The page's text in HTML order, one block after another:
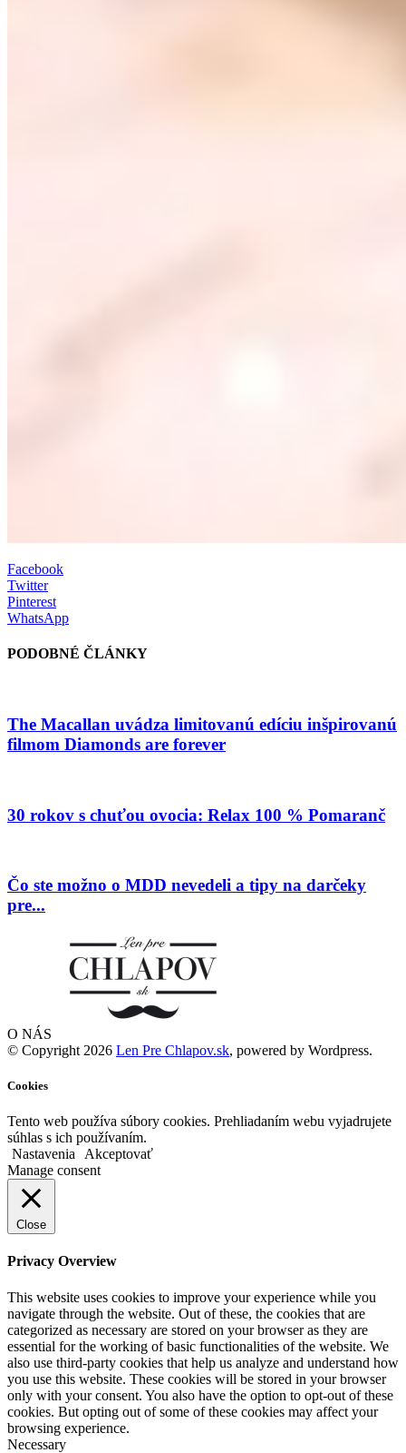
Facebook
Twitter
Pinterest
WhatsApp
PODOBNÉ ČLÁNKY
The Macallan uvádza limitovanú edíciu inšpirovanú
filmom Diamonds are forever
30 rokov s chuťou ovocia: Relax 100 % Pomaranč
Čo ste možno o MDD nevedeli a tipy na darčeky
pre...
O NÁS
© Copyright 2026 Len Pre Chlapov.sk, powered by Wordpress.
Cookies
Tento web používa súbory cookies. Prehliadaním webu vyjadrujete
súhlas s ich používaním.
Nastavenia
Akceptovať
Manage consent
Close
Privacy Overview
This website uses cookies to improve your experience while you
navigate through the website. Out of these, the cookies that are
categorized as necessary are stored on your browser as they are
essential for the working of basic functionalities of the website. We
also use third-party cookies that help us analyze and understand how
you use this website. These cookies will be stored in your browser
only with your consent. You also have the option to opt-out of these
cookies. But opting out of some of these cookies may affect your
browsing experience.
Necessary